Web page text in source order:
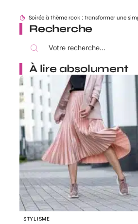
Recherche
À lire absolument
STYLISME